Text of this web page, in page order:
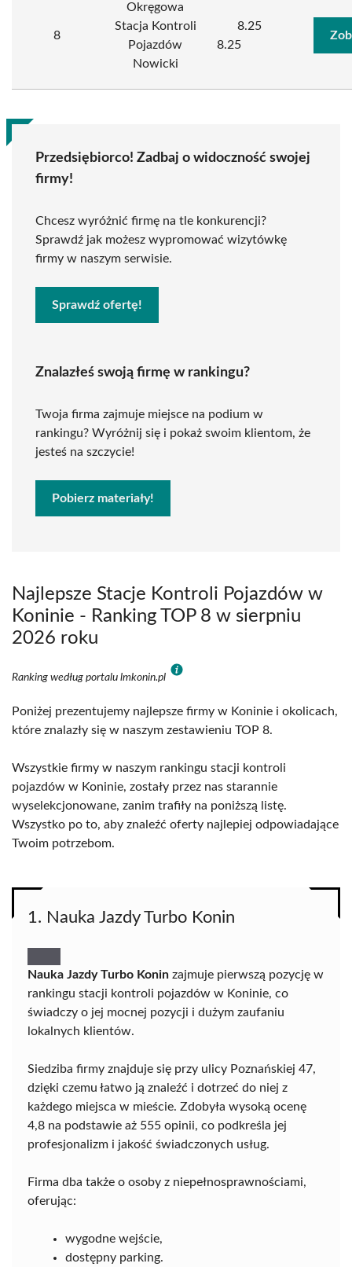
8
Okręgowa
Stacja Kontroli
Pojazdów
Nowicki
8.25
8.25
Przedsiębiorco! Zadbaj o widoczność swojej
firmy!
Chcesz wyróżnić firmę na tle konkurencji?
Sprawdź jak możesz wypromować wizytówkę
firmy w naszym serwisie.
Sprawdź ofertę!
Znalazłeś swoją firmę w rankingu?
Twoja firma zajmuje miejsce na podium w
rankingu? Wyróżnij się i pokaż swoim klientom, że
jesteś na szczycie!
Pobierz materiały!
Najlepsze Stacje Kontroli Pojazdów w
Koninie - Ranking TOP 8 w sierpniu
2026 roku
Ranking według portalu lmkonin.pl
Poniżej prezentujemy najlepsze firmy w Koninie i okolicach,
które znalazły się w naszym zestawieniu TOP 8.
Wszystkie firmy w naszym rankingu stacji kontroli
pojazdów w Koninie, zostały przez nas starannie
wyselekcjonowane, zanim trafiły na poniższą listę.
Wszystko po to, aby znaleźć oferty najlepiej odpowiadające
Twoim potrzebom.
1. Nauka Jazdy Turbo Konin
Nauka Jazdy Turbo Konin zajmuje pierwszą pozycję w
rankingu stacji kontroli pojazdów w Koninie, co
świadczy o jej mocnej pozycji i dużym zaufaniu
lokalnych klientów.
Siedziba firmy znajduje się przy ulicy Poznańskiej 47,
dzięki czemu łatwo ją znaleźć i dotrzeć do niej z
każdego miejsca w mieście. Zdobyła wysoką ocenę
4,8 na podstawie aż 555 opinii, co podkreśla jej
profesjonalizm i jakość świadczonych usług.
Firma dba także o osoby z niepełnosprawnościami,
oferując:
wygodne wejście,
dostępny parking.